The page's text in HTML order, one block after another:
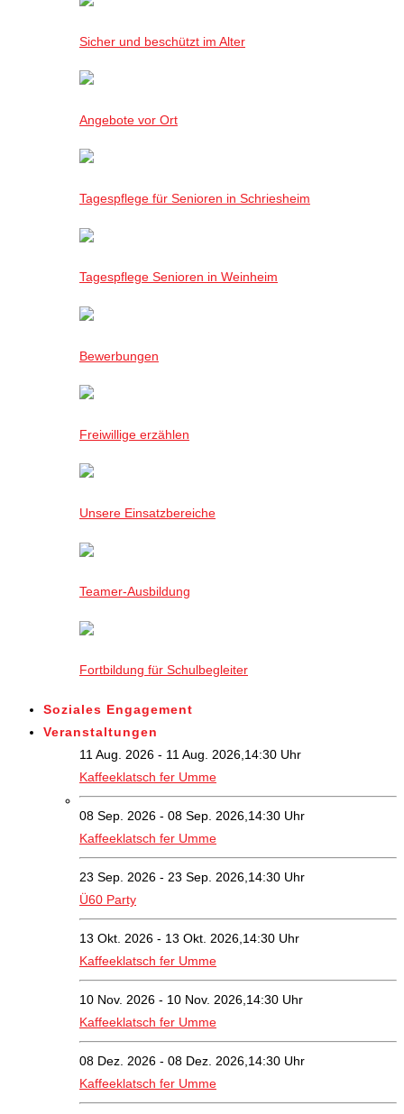
Sicher und beschützt im Alter
Angebote vor Ort
Tagespflege für Senioren in Schriesheim
Tagespflege Senioren in Weinheim
Bewerbungen
Freiwillige erzählen
Unsere Einsatzbereiche
Teamer-Ausbildung
Fortbildung für Schulbegleiter
Soziales Engagement
Veranstaltungen
11 Aug. 2026 - 11 Aug. 2026,14:30 Uhr
Kaffeeklatsch fer Umme
08 Sep. 2026 - 08 Sep. 2026,14:30 Uhr
Kaffeeklatsch fer Umme
23 Sep. 2026 - 23 Sep. 2026,14:30 Uhr
Ü60 Party
13 Okt. 2026 - 13 Okt. 2026,14:30 Uhr
Kaffeeklatsch fer Umme
10 Nov. 2026 - 10 Nov. 2026,14:30 Uhr
Kaffeeklatsch fer Umme
08 Dez. 2026 - 08 Dez. 2026,14:30 Uhr
Kaffeeklatsch fer Umme